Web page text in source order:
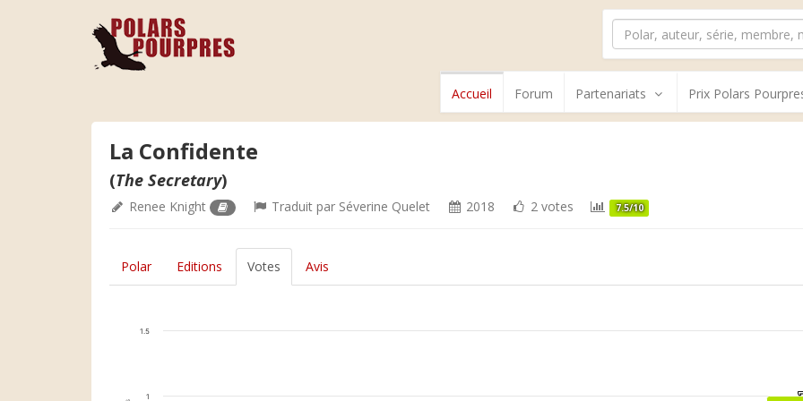
Accueil Forum Partenariats Prix Polars
La Confidente
(The Secretary)
Renee Knight Traduit par Séverine Quelet 2018 2 votes 7.5/10
Polar Editions Votes Avis
1
1.5